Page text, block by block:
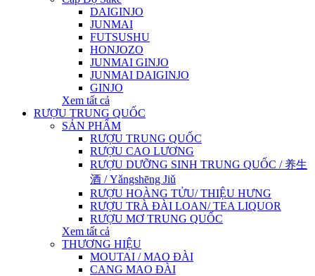
DAIGINJO
JUNMAI
FUTSUSHU
HONJOZO
JUNMAI GINJO
JUNMAI DAIGINJO
GINJO
Xem tất cả
RƯỢU TRUNG QUỐC
SẢN PHẨM
RƯỢU TRUNG QUỐC
RƯỢU CAO LƯƠNG
RƯỢU DƯỠNG SINH TRUNG QUỐC / 养生
酒 / Yǎngshēng Jiǔ
RƯỢU HOÀNG TỬU/ THIỆU HƯNG
RƯỢU TRÀ ĐÀI LOAN/ TEA LIQUOR
RƯỢU MƠ TRUNG QUỐC
Xem tất cả
THƯƠNG HIỆU
MOUTAI / MAO ĐÀI
CANG MAO ĐÀI